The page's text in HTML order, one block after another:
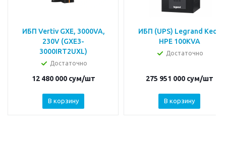
ИБП Vertiv GXE, 3000VA,
230V (GXE3-
3000IRT2UXL)
Достаточно
12 480 000сум/шт
В корзину
ИБП (UPS) Legrand Keor
HPE 100KVA
Достаточно
275 951 000сум/шт
В корзину